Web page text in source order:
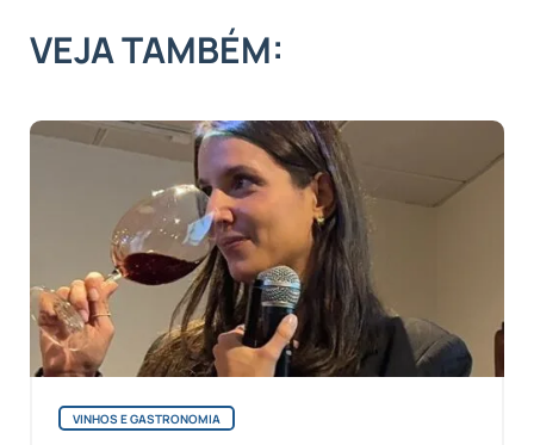
VEJA TAMBÉM:
VINHOS E GASTRONOMIA